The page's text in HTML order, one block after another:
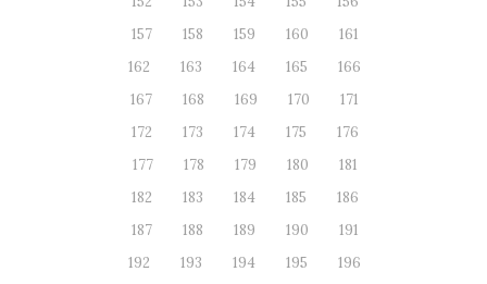
157
158 159 160
161
162
163 164 165
166
167
168 169 170
171
172
173 174 175
176
177
178 179 180
181
182
183 184 185
186
187
188 189 190
191
192
193 194 195
196